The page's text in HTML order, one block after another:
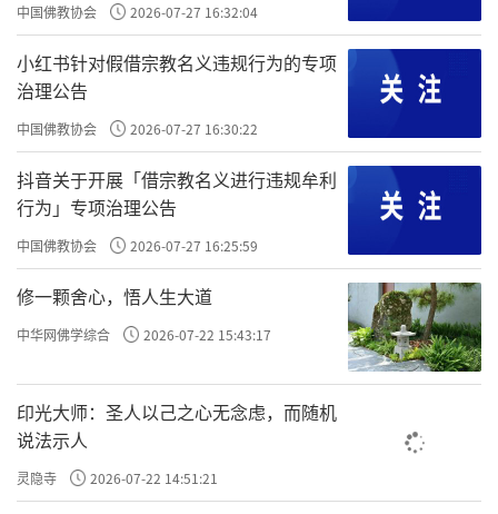
其中有些是幻觉，有些是错觉、有些则是感觉。这
三大类包含了所有一切相。其中幻觉我们可能体会
得不多。我们要明确的是佛教修定是为追求解脱，
而非神通或其他。因此，哪怕是幻觉也只是因缘
法、是一种想象。
凡是想象都是虚幻不实的，这一点大家一定要谨
记。不要觉得修一修知道肚里几条虫，就高兴得要
这里我把禅定中出现的各种状况归纳为三种觉受，
中国佛教协会 2026-07-27 16:32:04
小红书针对假借宗教名义违规行为的专项
治理公告
中国佛教协会 2026-07-27 16:30:22
抖音关于开展「借宗教名义进行违规牟利
行为」专项治理公告
中国佛教协会 2026-07-27 16:25:59
修一颗舍心，悟人生大道
中华网佛学综合 2026-07-22 15:43:17
印光大师：圣人以己之心无念虑，而随机
说法示人
灵隐寺 2026-07-22 14:51:21